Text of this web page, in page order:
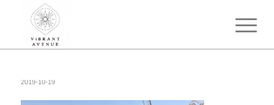
2019-10-19